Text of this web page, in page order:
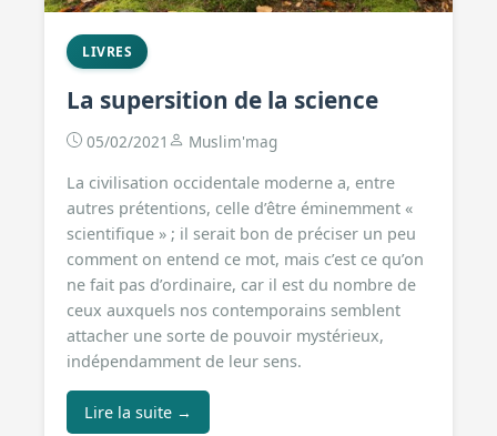
LIVRES
La supersition de la science
05/02/2021
Muslim'mag
La civilisation occidentale moderne a, entre
autres prétentions, celle d’être éminemment «
scientifique » ; il serait bon de préciser un peu
comment on entend ce mot, mais c’est ce qu’on
ne fait pas d’ordinaire, car il est du nombre de
ceux auxquels nos contemporains semblent
attacher une sorte de pouvoir mystérieux,
indépendamment de leur sens.
Lire la suite →